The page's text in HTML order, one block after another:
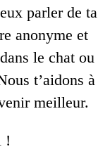
parler de ta
anonyme et
le chat ou
t’aidons à
meilleur.
!